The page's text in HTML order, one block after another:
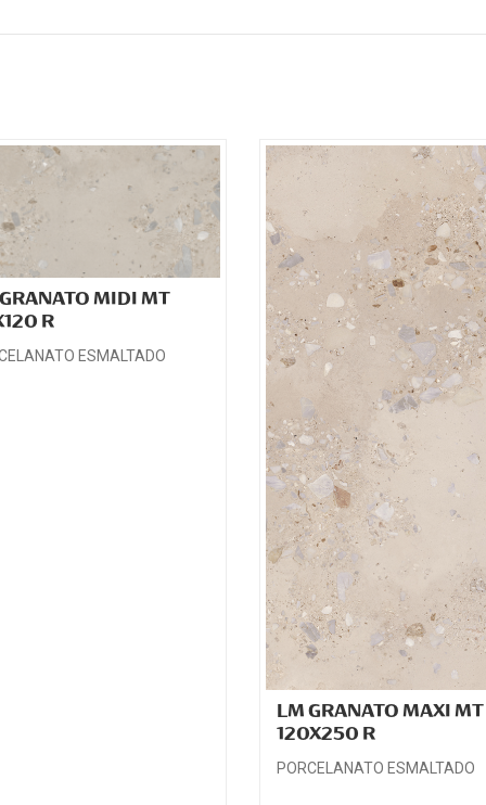
MIDI MT
R
ESMALTADO
LM GRANATO MAXI MT
120X250 R
PORCELANATO ESMALTADO